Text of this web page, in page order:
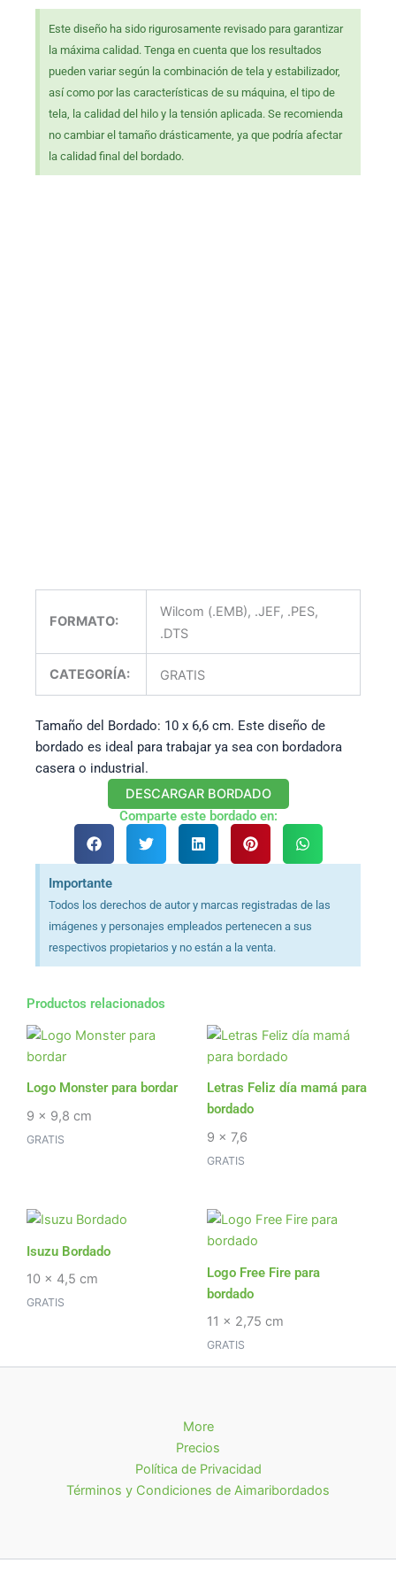
Este diseño ha sido rigurosamente revisado para garantizar
la máxima calidad. Tenga en cuenta que los resultados
pueden variar según la combinación de tela y estabilizador,
así como por las características de su máquina, el tipo de
tela, la calidad del hilo y la tensión aplicada. Se recomienda
no cambiar el tamaño drásticamente, ya que podría afectar
la calidad final del bordado.
FORMATO:
Wilcom (.EMB), .JEF, .PES,
.DTS
CATEGORÍA: GRATIS
Tamaño del Bordado: 10 x 6,6 cm. Este diseño de
bordado es ideal para trabajar ya sea con bordadora
casera o industrial.
DESCARGAR BORDADO
Comparte este bordado en:
Importante
Todos los derechos de autor y marcas registradas de las
imágenes y personajes empleados pertenecen a sus
respectivos propietarios y no están a la venta.
Productos relacionados
Logo Monster para bordar
9 x 9,8 cm
GRATIS
Letras Feliz día mamá para
bordado
9 x 7,6
GRATIS
Isuzu Bordado
10 x 4,5 cm
GRATIS
Logo Free Fire para
bordado
11 x 2,75 cm
GRATIS
More
Precios
Política de Privacidad
Términos y Condiciones de Aimaribordados